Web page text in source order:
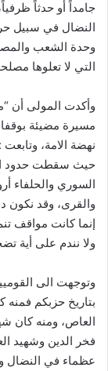
جامداً أو حدثاً
النضال في سبيل
وحدة الشعب
التي لا تعلوها
وأكدت المولى أن
مسيرة مضيئة
نهضة الامة،
حيث سقطت حدود
السوري والحلفاء
والقرى، وقد نكون
إنما كانت مواقف
ولا نندم على أية
وتوجهت الى
بتاريخ حزبكم
العاص، ومنه كان
فخر الدين وشهيد
عظماء في النضال